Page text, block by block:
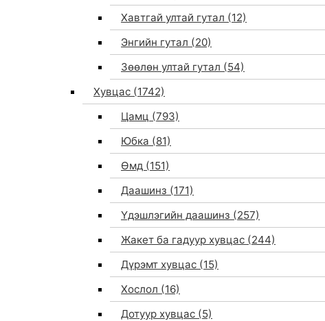
Хавтгай ултай гутал (12)
Энгийн гутал (20)
Зөөлөн ултай гутал (54)
Хувцас (1742)
Цамц (793)
Юбка (81)
Өмд (151)
Даашинз (171)
Үдэшлэгийн даашинз (257)
Жакет ба гадуур хувцас (244)
Дүрэмт хувцас (15)
Хослол (16)
Дотуур хувцас (5)